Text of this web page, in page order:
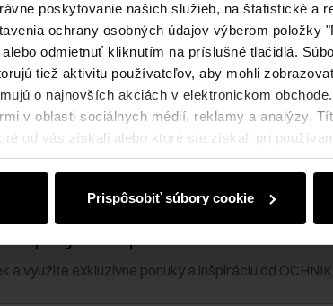
poskytovanie našich služieb, na štatistické a
ochrany osobných údajov výberom položky
odmietnuť kliknutím na príslušné tlačidlá.
tiež aktivitu používateľov, aby mohli
o najnovších akciách v elektronickom
v oblasti sociálnych médií, reklamy a analýzy.
od vás získali alebo ktoré ste získali pri
Prispôsobiť súbory cookie
a využite exkluzívne ponuky a inšpiráciu od OCHNIK.